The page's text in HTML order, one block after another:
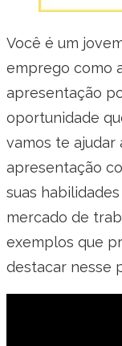
Você é um
emprego como
apresentação
oportunidade
vamos te ajudar
apresentação
suas
mercado de
exemplos que
destacar nesse